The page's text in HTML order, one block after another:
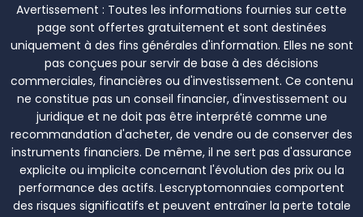
Avertissement : Toutes les informations fournies sur cette
page sont offertes gratuitement et sont destinées
uniquement à des fins générales d'information. Elles ne sont
pas conçues pour servir de base à des décisions
commerciales, financières ou d'investissement. Ce contenu
ne constitue pas un conseil financier, d'investissement ou
juridique et ne doit pas être interprété comme une
recommandation d'acheter, de vendre ou de conserver des
instruments financiers. De même, il ne sert pas d'assurance
explicite ou implicite concernant l'évolution des prix ou la
performance des actifs. Lescryptomonnaies comportent
des risques significatifs et peuvent entraîner la perte totale